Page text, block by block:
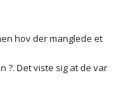
hov der manglede et
?. Det viste sig at de var